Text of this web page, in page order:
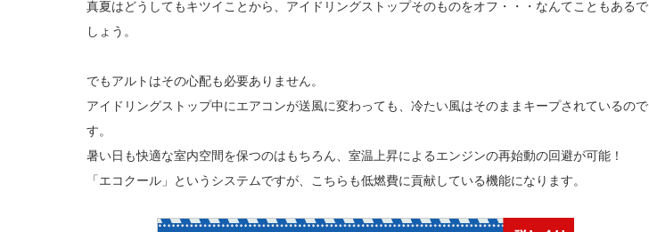
真夏はどうしてもキツイことから、アイドリングストップそのものをオフ・・・なんてこともあるで
しょう。
でもアルトはその心配も必要ありません。
アイドリングストップ中にエアコンが送風に変わっても、冷たい風はそのままキープされているので
す。
暑い日も快適な室内空間を保つのはもちろん、室温上昇によるエンジンの再始動の回避が可能！
「エコクール」というシステムですが、こちらも低燃費に貢献している機能になります。